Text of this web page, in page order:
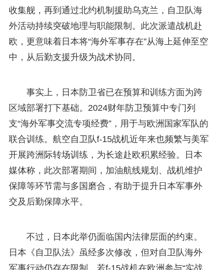
收集舰，再到通过北约机制援助乌克兰，自卫队海
外活动持续突破地理与职能限制。此次派遣战机赴
欧，更意味着日本将“海外军事存在”从海上延伸至空
中，从后勤支援升级为战术协同。
事实上，日本防卫省已在预算和训练方面为跨
区域部署打下基础。2024财年防卫预算中专门列
支“海外军事交流专项经费”，用于与欧洲国家军队的
联合训练。航空自卫队f-15战机近年来也频繁与美军
开展跨洲际转场训练，为长途赴欧积累经验。日本
媒体称，此次部署期间，加油航线规划、战机维护
保障等环节需与多国磨合，有助于提升日本军事外
交及后勤保障水平。
不过，日本此举仍面临国内法律层面的约束。
日本《自卫队法》虽经多次修改，但对自卫队海外
军事行动仍存在限制。若f-15战机在欧洲参与“实战